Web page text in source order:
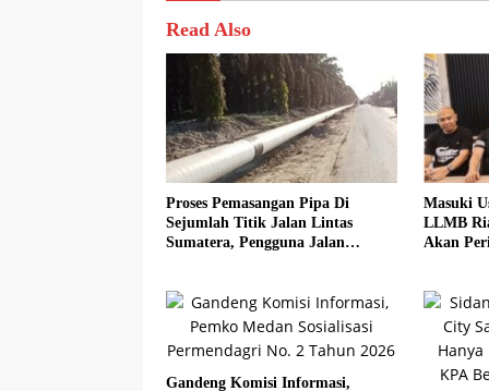
Read Also
Proses Pemasangan Pipa Di
Sejumlah Titik Jalan Lintas
Sumatera, Pengguna Jalan
Masuki
LLMB
Akan
Gandeng Komisi Informasi,